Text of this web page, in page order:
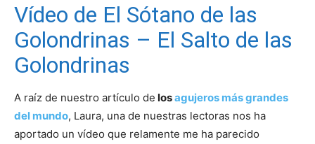
Curiosas
Mundo
Vídeo de El Sótano de las
Golondrinas – El Salto de las
Golondrinas
A raíz de nuestro artículo de losagujeros más grandes
del mundo, Laura, una de nuestras lectoras nos ha
aportado un vídeo que relamente me ha parecido